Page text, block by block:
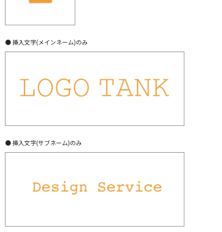
● 挿入文字(メインネーム)のみ
● 挿入文字(サブネーム)のみ